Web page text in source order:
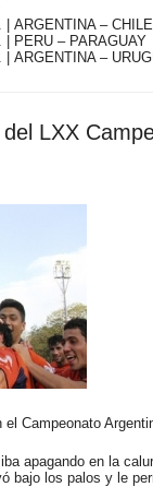
| ARGENTINA – CHILE
|
PERU – PARAGUAY
| ARGENTINA –
LXX
Campeonato
apagando en la
bajo los palos y le